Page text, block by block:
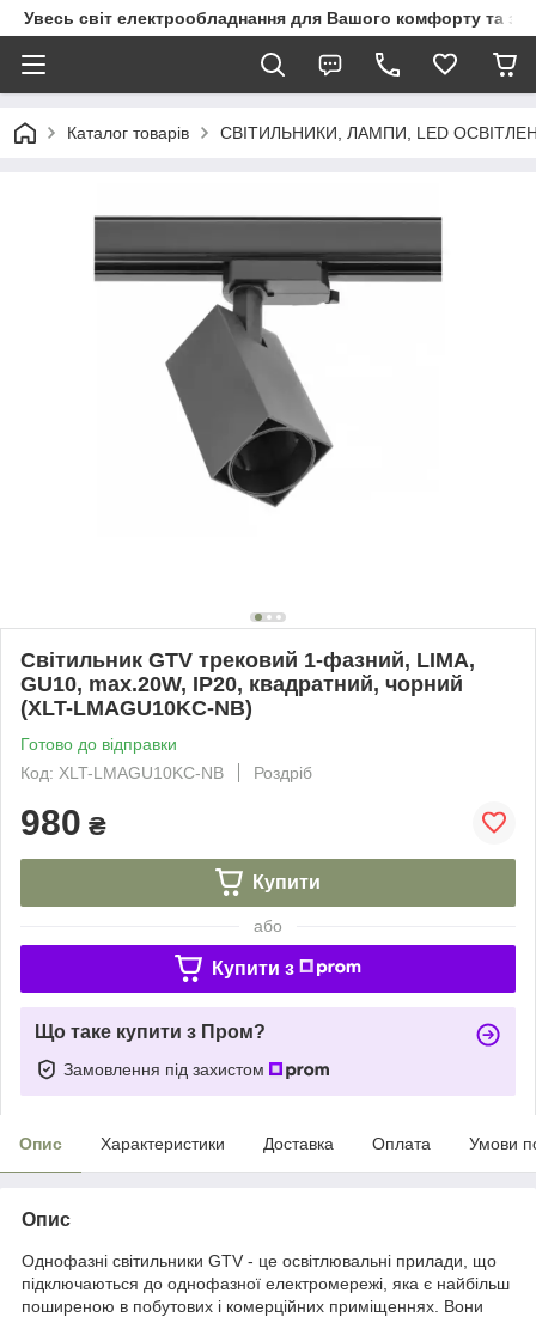
Увесь світ електрообладнання для Вашого комфорту та
Каталог товарів СВІТИЛЬНИКИ, ЛАМПИ, LED
Світильник GTV трековий 1-фазний, LIMA,
GU10, max.20W, IP20, квадратний, чорний
(XLT-LMAGU10KC-NB)
Готово до відправки
Код: XLT-LMAGU10KC-NB
Роздріб
980 ₴
Купити
або
Купити з
Що таке купити з Пром?
Замовлення під захистом
Опис Характеристики Доставка Оплата Умови
Опис
Однофазні світильники GTV - це освітлювальні прилади, що
підключаються до однофазної електромережі, яка є найбільш
поширеною в побутових і комерційних приміщеннях. Вони